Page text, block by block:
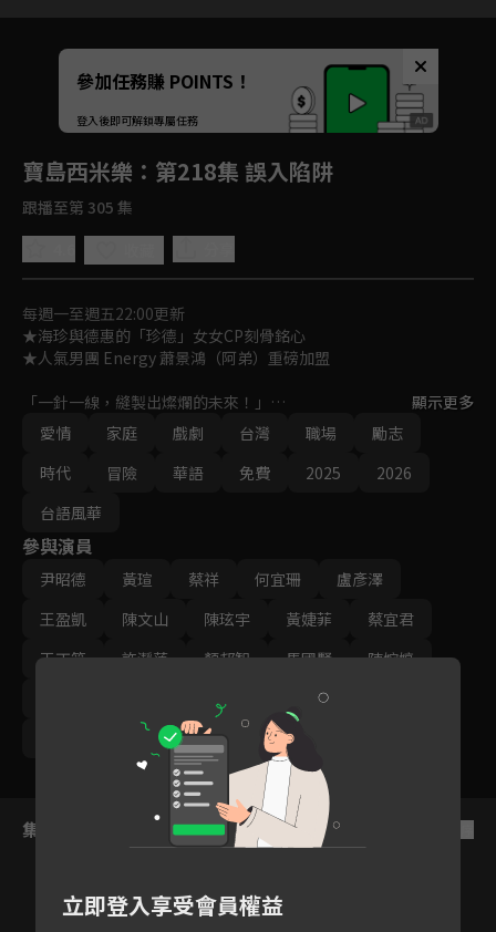
Unmute
如有不便請見諒
參加任務賺 POINTS！
登入後即可解鎖專屬任務
寶島西米樂 ：第218集 誤入陷阱
跟播至第 305 集
每週一至週五22:00更新
★海珍與德惠的「珍德」女女CP刻骨銘心
★人氣男團 Energy 蕭景鴻（阿弟）重磅加盟
「一針一線，縫製出燦爛的未來！」
女人在性別不平等時代裡，如何在男性主導的西裝產業中，克服艱
難成為女西裝師，並一針一線，縫製出燦爛的未來？
一段勇氣、親情與愛情交織的勵志成長故事！
顯示更多
愛情
家庭 戲劇 台灣 職場
勵志
時代
冒險 華語 免費 2025
2026
台語風華
參與演員
尹昭德 黃瑄 蔡祥 何宜珊
盧彥澤
王盈凱
陳文山 陳玹宇 黃婕菲
蔡宜君
王丁筑
許瀞蔆 顏邦智 馬國賢
陳婉婷
璟宣
集數列表
立即登入享受會員權益